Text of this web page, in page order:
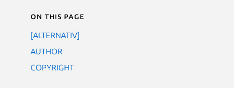
On this page
[ALTERNATIV]
AUTHOR
COPYRIGHT